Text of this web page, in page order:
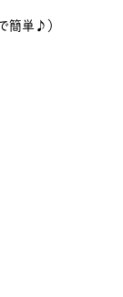
簡単♪）